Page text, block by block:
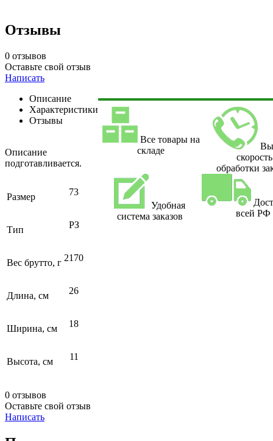
Отзывы
0 отзывов
Оставьте свой отзыв
Написать
Описание
Характеристики
Отзывы
Описание
подготавливается.
Размер 73
Тип РЗ
Вес брутто, г 2170
Длина, см 26
Ширина, см 18
Высота, см 11
0 отзывов
Оставьте свой отзыв
Написать
Все товары на
складе
скорость
обработки
Удобная
система заказов
всей РФ